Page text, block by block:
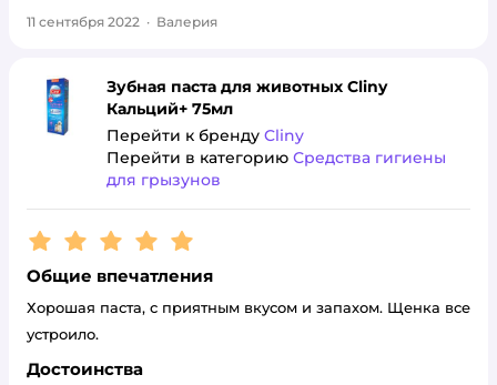
11 сентября 2022 · Валерия
Зубная паста для животных Cliny
Кальций+ 75мл
Перейти к бренду Cliny
Перейти в категорию Средства гигиены
для грызунов
Рейтинг:5
Общие впечатления
Хорошая паста, с приятным вкусом и запахом. Щенка все
устроило.
Достоинства